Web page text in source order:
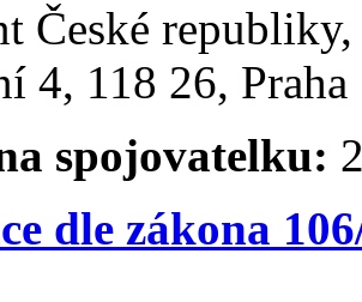
České
4, 118 26,
spojovatelku:
dle zákona